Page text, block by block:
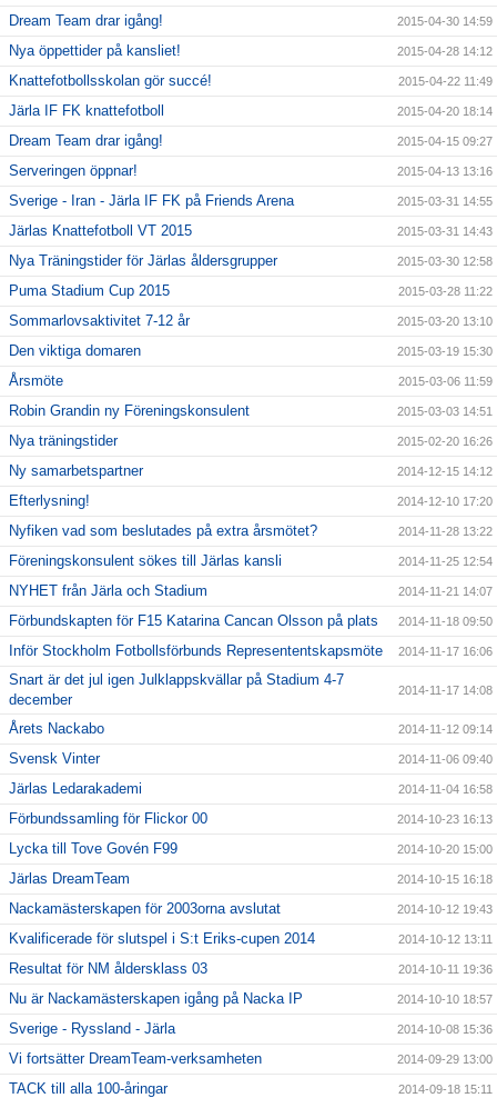
Dream Team drar igång! 2015-04-30 14:59
Nya öppettider på kansliet! 2015-04-28 14:12
Knattefotbollsskolan gör succé! 2015-04-22 11:49
Järla IF FK knattefotboll 2015-04-20 18:14
Dream Team drar igång! 2015-04-15 09:27
Serveringen öppnar! 2015-04-13 13:16
Sverige - Iran - Järla IF FK på Friends Arena 2015-03-31 14:55
Järlas Knattefotboll VT 2015 2015-03-31 14:43
Nya Träningstider för Järlas åldersgrupper 2015-03-30 12:58
Puma Stadium Cup 2015 2015-03-28 11:22
Sommarlovsaktivitet 7-12 år 2015-03-20 13:10
Den viktiga domaren 2015-03-19 15:30
Årsmöte 2015-03-06 11:59
Robin Grandin ny Föreningskonsulent 2015-03-03 14:51
Nya träningstider 2015-02-20 16:26
Ny samarbetspartner 2014-12-15 14:12
Efterlysning! 2014-12-10 17:20
Nyfiken vad som beslutades på extra årsmötet? 2014-11-28 13:22
Föreningskonsulent sökes till Järlas kansli 2014-11-25 12:54
NYHET från Järla och Stadium 2014-11-21 14:07
Förbundskapten för F15 Katarina Cancan Olsson på plats 2014-11-18 09:50
Inför Stockholm Fotbollsförbunds Represententskapsmöte 2014-11-17 16:06
Snart är det jul igen Julklappskvällar på Stadium 4-7
december
2014-11-17 14:08
Årets Nackabo 2014-11-12 09:14
Svensk Vinter 2014-11-06 09:40
Järlas Ledarakademi 2014-11-04 16:58
Förbundssamling för Flickor 00 2014-10-23 16:13
Lycka till Tove Govén F99 2014-10-20 15:00
Järlas DreamTeam 2014-10-15 16:18
Nackamästerskapen för 2003orna avslutat 2014-10-12 19:43
Kvalificerade för slutspel i S:t Eriks-cupen 2014 2014-10-12 13:11
Resultat för NM åldersklass 03 2014-10-11 19:36
Nu är Nackamästerskapen igång på Nacka IP 2014-10-10 18:57
Sverige - Ryssland - Järla 2014-10-08 15:36
Vi fortsätter DreamTeam-verksamheten 2014-09-29 13:00
TACK till alla 100-åringar 2014-09-18 15:11